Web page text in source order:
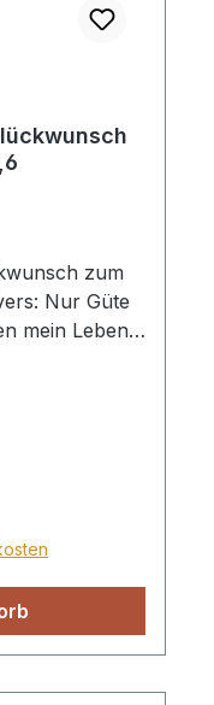
zum
Nur Güte
mein Leben